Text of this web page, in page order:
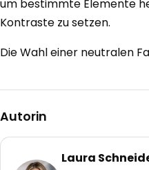
um bestimmte Elemente
Kontraste zu setzen.
Die Wahl einer neutralen
Autorin
Laura